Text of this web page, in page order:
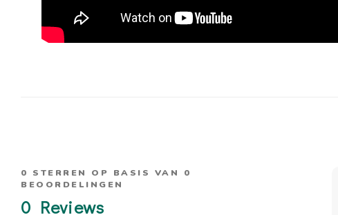
0 STERREN OP BASIS VAN 0
BEOORDELINGEN
0 Reviews